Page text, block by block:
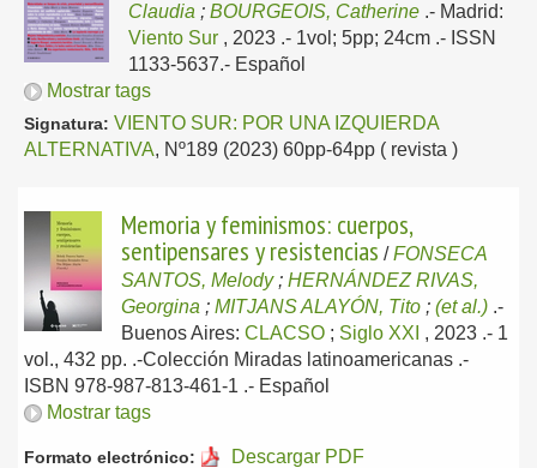
Claudia ; BOURGEOIS, Catherine .- Madrid:
Viento Sur , 2023 .- 1vol; 5pp; 24cm .- ISSN
1133-5637.- Español
Mostrar tags
Signatura: VIENTO SUR: POR UNA IZQUIERDA
ALTERNATIVA, Nº189 (2023) 60pp-64pp ( revista )
Memoria y feminismos: cuerpos,
sentipensares y resistencias /FONSECA
SANTOS, Melody; HERNÁNDEZ RIVAS,
Georgina ; MITJANS ALAYÓN, Tito ; (et al.) .-
Buenos Aires: CLACSO ; Siglo XXI , 2023 .- 1
vol., 432 pp. .-Colección Miradas latinoamericanas .-
ISBN 978-987-813-461-1 .- Español
Mostrar tags
Formato electrónico: Descargar PDF